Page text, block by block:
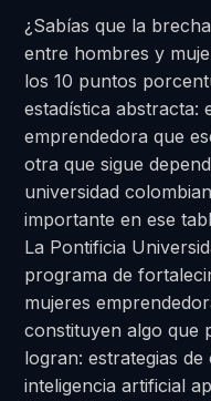
¿Sabías que la
entre hombres y
los 10 puntos
estadística abstracta:
emprendedora que
otra que sigue
universidad
importante en ese
La Pontificia
programa de
mujeres
constituyen algo que
logran: estrategias
inteligencia artificial